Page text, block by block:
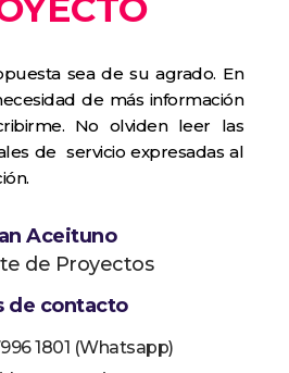
sea de su agrado. En
de más información
No olviden leer las
de servicio expresadas al
Aceituno
de Proyectos
de contacto
1801 (Whatsapp)